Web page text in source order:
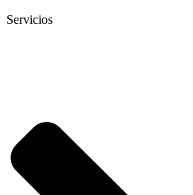
Servicios